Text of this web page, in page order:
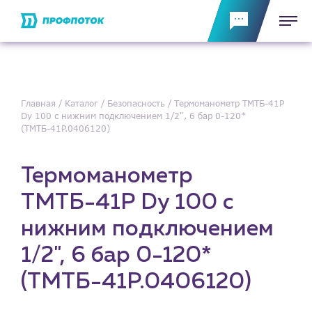
Главная Каталог Безопасность
Термоманометр ТМТБ-41Р
Dy 100 с нижним подключением 1/2", 6 бар 0-120*
(ТМТБ-41P.0406120)
Термоманометр
ТМТБ-41Р Dy 100 с
нижним подключением
1/2", 6 бар 0-120*
(ТМТБ-41P.0406120)